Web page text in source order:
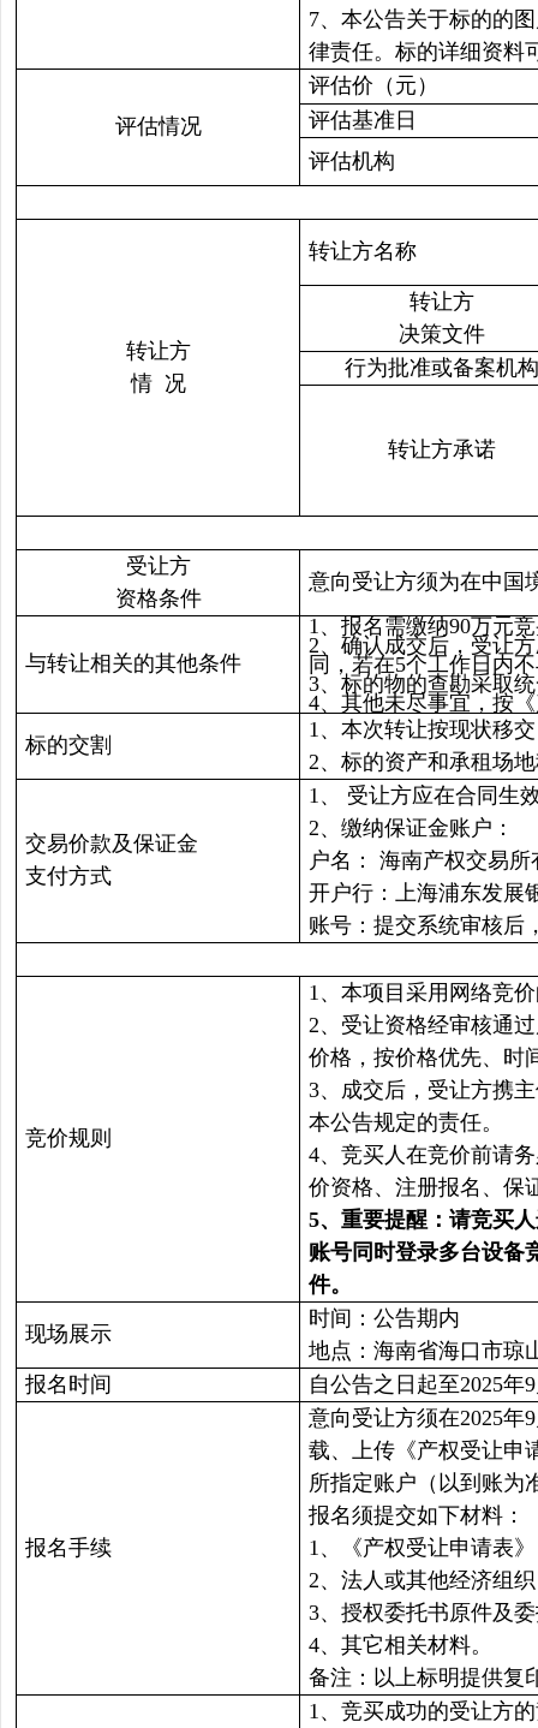
7、本公告关于标的的
律责任。标的详细资料
评估情况
评估价（元）
评估基准日
评估机构
转让方
情 况
转让方名称
转让方
决策文件
行为批准或备案机构
转让方承诺
受让方
资格条件
意向受让方须为在中国
与转让相关的其他条件
1、报名需缴纳90万元
2、确认成交后，受让
同，若在5个工作日内
3、标的物的查勘采取
4、其他未尽事宜，按
标的交割
1、本次转让按现状移
2、标的资产和承租场
交易价款及保证金
支付方式
1、
受让方应在合同生
2、缴纳保证金账户：
户名： 海南产权交易
开户行：上海浦东发展
账号：提交系统审核后
竞价规则
1、本项目采用网络竞
2、受让资格经审核通
价格，按价格优先、时
3、成交后，受让方携
本公告规定的责任。
4、竞买人在竞价前请
价资格、注册报名、保
5、重要提醒：请竞买
账号同时登录多台设备
件。
现场展示
时间：公告期内
地点：海南省海口市琼
报名时间
自公告之日起至2025年
报名手续
意向受让方须在2025年
载、上传《产权受让申
所指定账户（以到账为
报名须提交如下材料：
1、《产权受让申请表
2、法人或其他经济组
3、授权委托书原件及
4、其它相关材料。
备注：以上标明提供复
1、竞买成功的受让方